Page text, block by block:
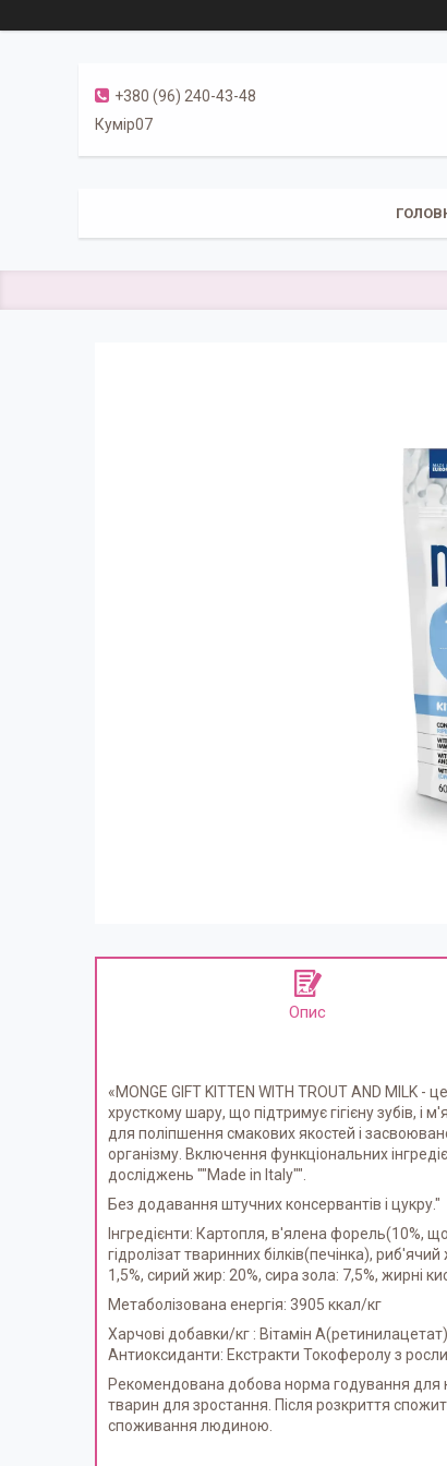
+380 (96) 240-43-48
Кумір07
Опис
«MONGE GIFT KITTEN WITH TROUT AND
хрусткому шару, що підтримує гігієну зубів,
для поліпшення смакових якостей і
організму. Включення функціональних
досліджень ""Made in Italy"".
Без додавання штучних консервантів і цукру."
Інгредієнти: Картопля, в'ялена форель(10%,
гідролізат тваринних білків(печінка),
1,5%, сирий жир: 20%, сира зола: 7,5%, жирні
Метаболізована енергія: 3905 ккал/кг
Харчові добавки/кг : Вітамін
Антиоксиданти: Екстракти Токоферолу з
Рекомендована добова норма годування для
тварин для зростання. Після розкриття
споживання людиною.